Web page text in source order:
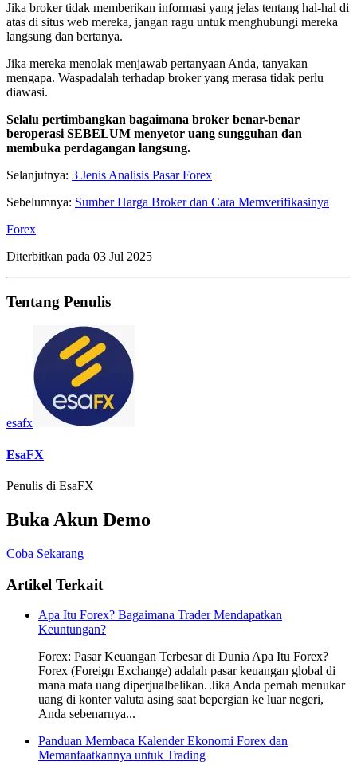
Jika broker tidak memberikan informasi yang jelas tentang hal-hal di
atas di situs web mereka, jangan ragu untuk menghubungi mereka
langsung dan bertanya.
Jika mereka menolak menjawab pertanyaan Anda, tanyakan
mengapa. Waspadalah terhadap broker yang merasa tidak perlu
diawasi.
Selalu pertimbangkan bagaimana broker benar-benar
beroperasi SEBELUM menyetor uang sungguhan dan
membuka perdagangan langsung.
Selanjutnya: 3 Jenis Analisis Pasar Forex
Sebelumnya: Sumber Harga Broker dan Cara Memverifikasinya
Forex
Diterbitkan pada 03 Jul 2025
Tentang Penulis
esafx
EsaFX
Penulis di EsaFX
Buka Akun Demo
Coba Sekarang
Artikel Terkait
Apa Itu Forex? Bagaimana Trader Mendapatkan
Keuntungan?
Forex: Pasar Keuangan Terbesar di Dunia Apa Itu Forex?
Forex (Foreign Exchange) adalah pasar keuangan global di
mana mata uang diperjualbelikan. Jika Anda pernah menukar
uang di konter valuta asing saat bepergian ke luar negeri,
Anda sebenarnya...
Panduan Membaca Kalender Ekonomi Forex dan
Memanfaatkannya untuk Trading